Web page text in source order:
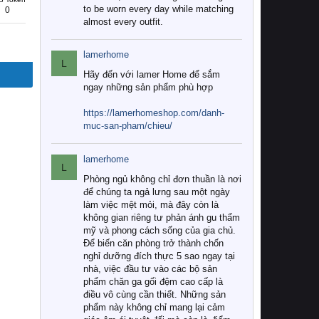
0
to be worn every day while matching
almost every outfit.
L
lamerhome
Hãy đến với lamer Home để sắm
ngay những sản phẩm phù hợp
https://lamerhomeshop.com/danh-
muc-san-pham/chieu/
L
lamerhome
Phòng ngủ không chỉ đơn thuần là nơi
để chúng ta ngả lưng sau một ngày
làm việc mệt mỏi, mà đây còn là
không gian riêng tư phản ánh gu thẩm
mỹ và phong cách sống của gia chủ.
Để biến căn phòng trở thành chốn
nghỉ dưỡng đích thực 5 sao ngay tại
nhà, việc đầu tư vào các bộ sản
phẩm chăn ga gối đệm cao cấp là
điều vô cùng cần thiết. Những sản
phẩm này không chỉ mang lại cảm